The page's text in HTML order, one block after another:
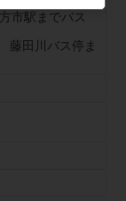
市駅までバス
田川バス停ま